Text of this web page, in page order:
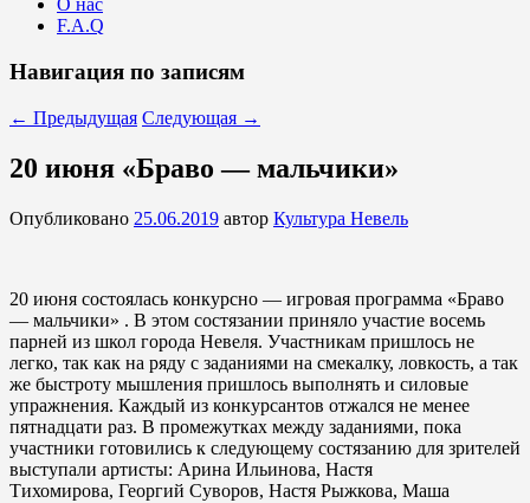
О нас
F.A.Q
Навигация по записям
← Предыдущая Следующая →
20 июня «Браво — мальчики»
Опубликовано 25.06.2019 автор Культура Невель
20 июня состоялась конкурсно — игровая программа «Браво
— мальчики» . В этом состязании приняло участие восемь
парней из школ города Невеля. Участникам пришлось не
легко, так как на ряду с заданиями на смекалку, ловкость, а так
же быстроту мышления пришлось выполнять и силовые
упражнения. Каждый из конкурсантов отжался не менее
пятнадцати раз. В промежутках между заданиями, пока
участники готовились к следующему состязанию для зрителей
выступали артисты: Арина Ильинова, Настя
Тихомирова, Георгий Суворов, Настя Рыжкова, Маша